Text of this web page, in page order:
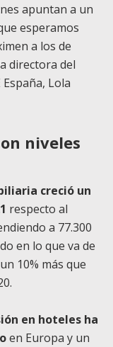
apuntan a un
esperamos
a los de
directora del
Lola
niveles
creció un
respecto al
a 77.300
en lo que va de
10% más que
en hoteles ha
en Europa y un